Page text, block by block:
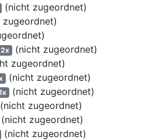
2021 und 0,79 im
Ewigen Rente. Für den Terminal
von einem
aus.
Bewertungsgutachter nicht
und Gebäude in einem Wert
gehaltene Wertpapiere
17 Mio., Beteiligungen an
mit dem jeweiligen anteiligen Wert
weitere Wertpapiere mit einem
(nicht zugeordnet)
2x (nicht zugeordnet)
zugeordnet)
(nicht zugeordnet)
(nicht zugeordnet)
zugeordnet)
zugeordnet)
(nicht zugeordnet)